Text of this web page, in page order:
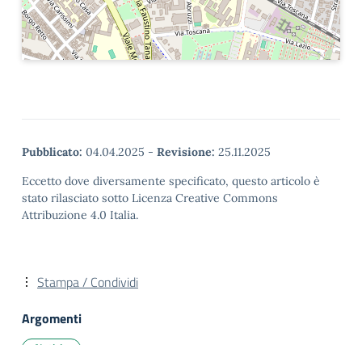
Pubblicato: 04.04.2025 - Revisione: 25.11.2025
Eccetto dove diversamente specificato, questo articolo è
stato rilasciato sotto Licenza Creative Commons
Attribuzione 4.0 Italia.
Stampa / Condividi
Argomenti